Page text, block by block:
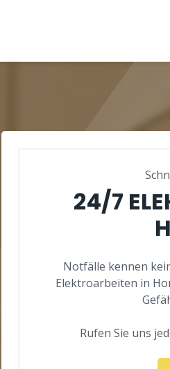
24/7
Notfälle kennen
Elektroarbeiten in
Rufen Sie uns